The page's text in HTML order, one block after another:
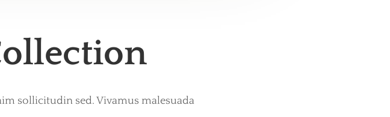
sollicitudin sed. Vivamus malesuada